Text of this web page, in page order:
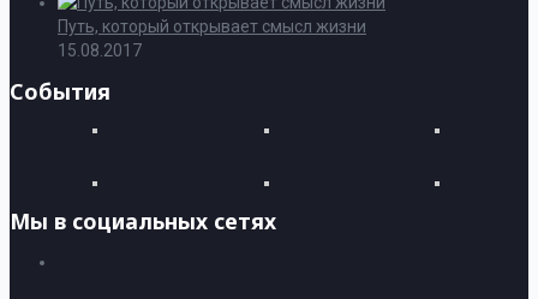
Путь, который открывает смысл жизни
15.08.2017
События
Мы в социальных сетях